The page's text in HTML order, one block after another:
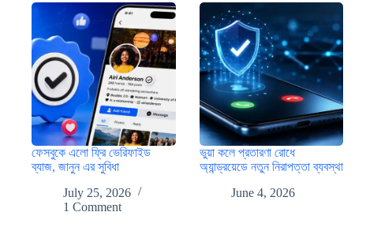
ফেসবুকে এলো ফ্রি ভেরিফাইড
ব্যাজ, জানুন এর সুবিধা
July 25, 2026
1 Comment
ভুয়া কলে প্রতারণা রোধে
অ্যান্ড্রয়েডে নতুন নিরাপত্তা ব্যবস্থা
June 4, 2026